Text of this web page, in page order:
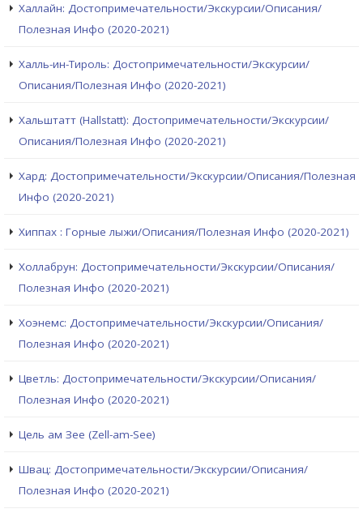
Халлайн: Достопримечательности/Экскурсии/Описания/
Полезная Инфо (2020-2021)
Халль-ин-Тироль: Достопримечательности/Экскурсии/
Описания/Полезная Инфо (2020-2021)
Хальштатт (Hallstatt): Достопримечательности/Экскурсии/
Описания/Полезная Инфо (2020-2021)
Хард: Достопримечательности/Экскурсии/Описания/Полезная
Инфо (2020-2021)
Хиппах : Горные лыжи/Описания/Полезная Инфо (2020-2021)
Холлабрун: Достопримечательности/Экскурсии/Описания/
Полезная Инфо (2020-2021)
Хоэнемс: Достопримечательности/Экскурсии/Описания/
Полезная Инфо (2020-2021)
Цветль: Достопримечательности/Экскурсии/Описания/
Полезная Инфо (2020-2021)
Цель ам Зее (Zell-am-See)
Швац: Достопримечательности/Экскурсии/Описания/
Полезная Инфо (2020-2021)